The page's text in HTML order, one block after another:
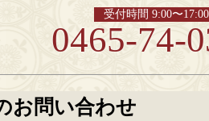
受付時間 9:00〜17:00
0465-74-
お問い合わせ